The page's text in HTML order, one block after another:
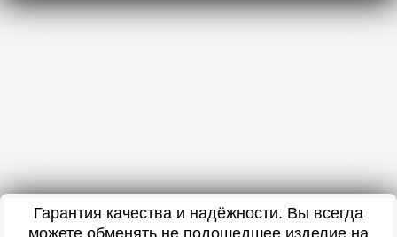
Гарантия качества и надёжности. Вы всегда